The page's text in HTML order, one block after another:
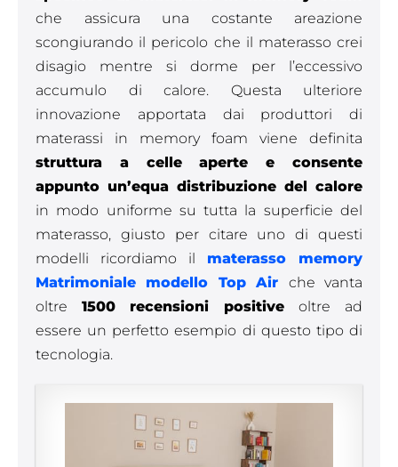
che assicura una costante areazione
scongiurando il pericolo che il materasso crei
disagio mentre si dorme per l’eccessivo
accumulo di calore. Questa ulteriore
innovazione apportata dai produttori di
materassi in memory foam viene definita
struttura a celle aperte e consente
appunto un’equa distribuzione del calore
in modo uniforme su tutta la superficie del
materasso, giusto per citare uno di questi
modelli ricordiamo il materasso memory
Matrimoniale modello Top Air che vanta
oltre 1500 recensioni positiveoltre ad
essere un perfetto esempio di questo tipo di
tecnologia.